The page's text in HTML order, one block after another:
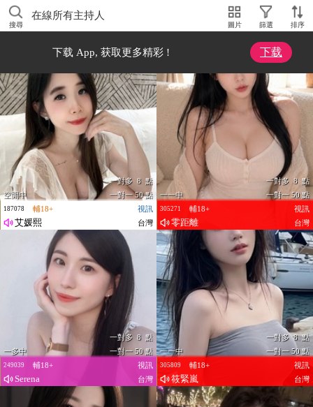
搜尋
在線所有主持人
圖片 篩選 排序
下载 App, 获取更多精彩 ! 下载
空閒中
一對多 8 點
一對一 50 點
輔18+
視訊
187078
艾媛熙 台灣
一一中
一對多 8 點
一對一 50 點
輔18+
視訊
305271
零距離 台灣
一多中
一對多 8 點
一對一 50 點
輔18+
視訊
249039
Serena 台灣
一一中
一對多 8 點
一對一 50 點
輔18+
視訊
305809
筱緊嵐 台灣